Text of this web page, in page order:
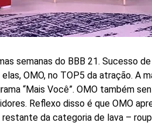
semanas do BBB 21. Sucesso
OMO, no TOP5 da atração. A
“Mais Você”. OMO também
Reflexo disso é que OMO
da categoria de lava –